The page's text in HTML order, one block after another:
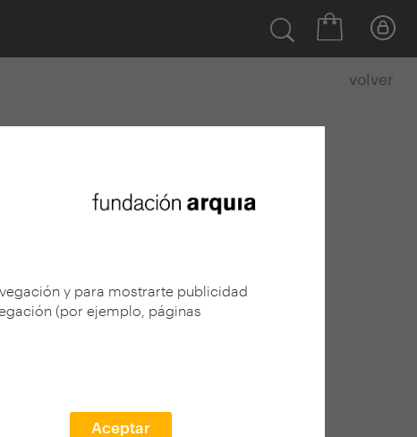
y para mostrarte publicidad
(por ejemplo, páginas
Aceptar
volver